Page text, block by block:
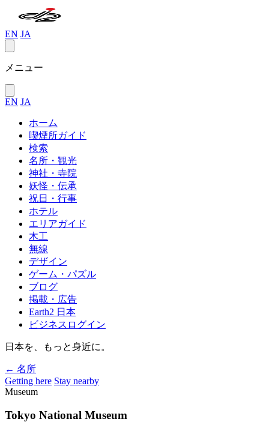
EN JA
メニュー
EN JA
ホーム
喫煙所ガイド
検索
名所・観光
神社・寺院
妖怪・伝承
祝日・行事
ホテル
エリアガイド
木工
無線
デザイン
ゲーム・パズル
ブログ
掲載・広告
Earth2 日本
ビジネスログイン
日本を、もっと身近に。
← 名所
Getting here Stay nearby
Museum
Tokyo National Museum